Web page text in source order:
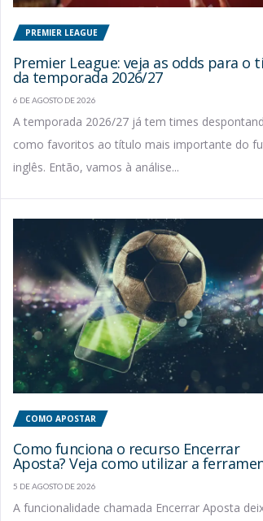
PREMIER LEAGUE
Premier League: veja as odds para o
da temporada 2026/27
6 DE AGOSTO DE 2026
A temporada 2026/27 já tem times
como favoritos ao título mais importante do
inglês. Então, vamos à análise...
COMO APOSTAR
Como funciona o recurso Encerrar
Aposta? Veja como utilizar a
5 DE AGOSTO DE 2026
A funcionalidade chamada Encerrar Aposta